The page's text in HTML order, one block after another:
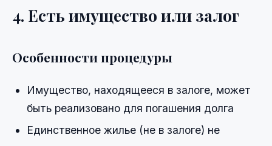
4. Есть имущество или залог
Особенности процедуры
Имущество, находящееся в залоге, может
быть реализовано для погашения долга
Единственное жилье (не в залоге) не